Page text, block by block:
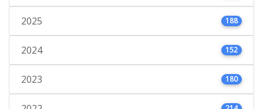
2025 188
2024 152
2023 180